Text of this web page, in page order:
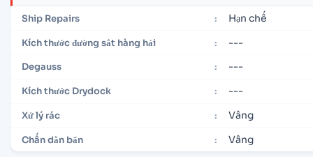
Ship Repairs : Hạn chế
Kích thước đường sắt hàng hải : ---
Degauss : ---
Kích thước Drydock : ---
Xử lý rác : Vâng
Chấn dằn bẩn : Vâng